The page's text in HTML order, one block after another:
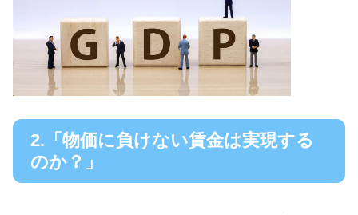
2.「物価に負けない賃金は実現する
のか？」